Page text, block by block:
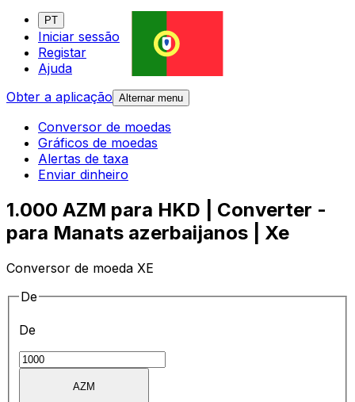
PT
Iniciar sessão
Registar
Ajuda
Obter a aplicação Alternar menu
Conversor de moedas
Gráficos de moedas
Alertas de taxa
Enviar dinheiro
1.000 AZM para HKD | Converter -
para Manats azerbaijanos | Xe
Conversor de moeda XE
De
De
AZM